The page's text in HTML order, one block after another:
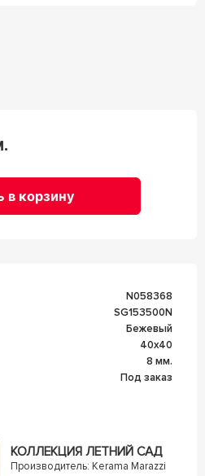
в корзину
n058368
SG153500N
Бежевый
40x40
8 мм.
Под заказ
КОЛЛЕКЦИЯ ЛЕТНИЙ САД
Производитель: Kerama Marazzi